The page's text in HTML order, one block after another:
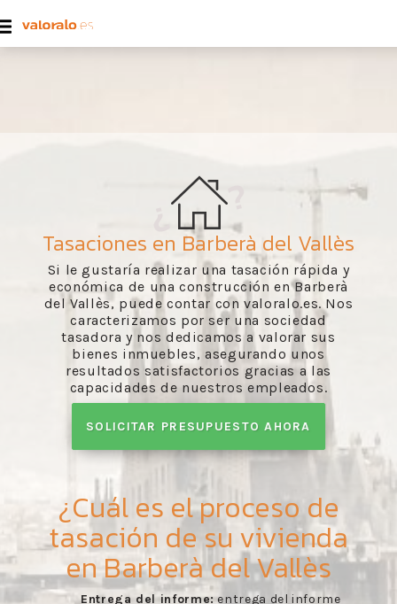
Tasaciones en Barberà del Vallès
Si le gustaría realizar una tasación rápida y
económica de una construcción en Barberà
del Vallès, puede contar con valoralo.es. Nos
caracterizamos por ser una sociedad
tasadora y nos dedicamos a valorar sus
bienes inmuebles, asegurando unos
resultados satisfactorios gracias a las
capacidades de nuestros empleados.
SOLICITAR PRESUPUESTO AHORA
¿Cuál es el proceso de
tasación de su vivienda
en Barberà del Vallès
Entrega del informe:entrega del informe